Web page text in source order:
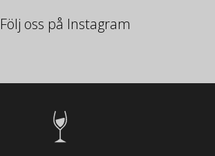
Följ oss på Instagram